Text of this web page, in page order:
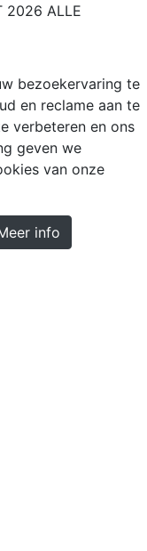
2026 ALLE
bezoekervaring te
en reclame aan te
verbeteren en ons
geven we
van onze
info